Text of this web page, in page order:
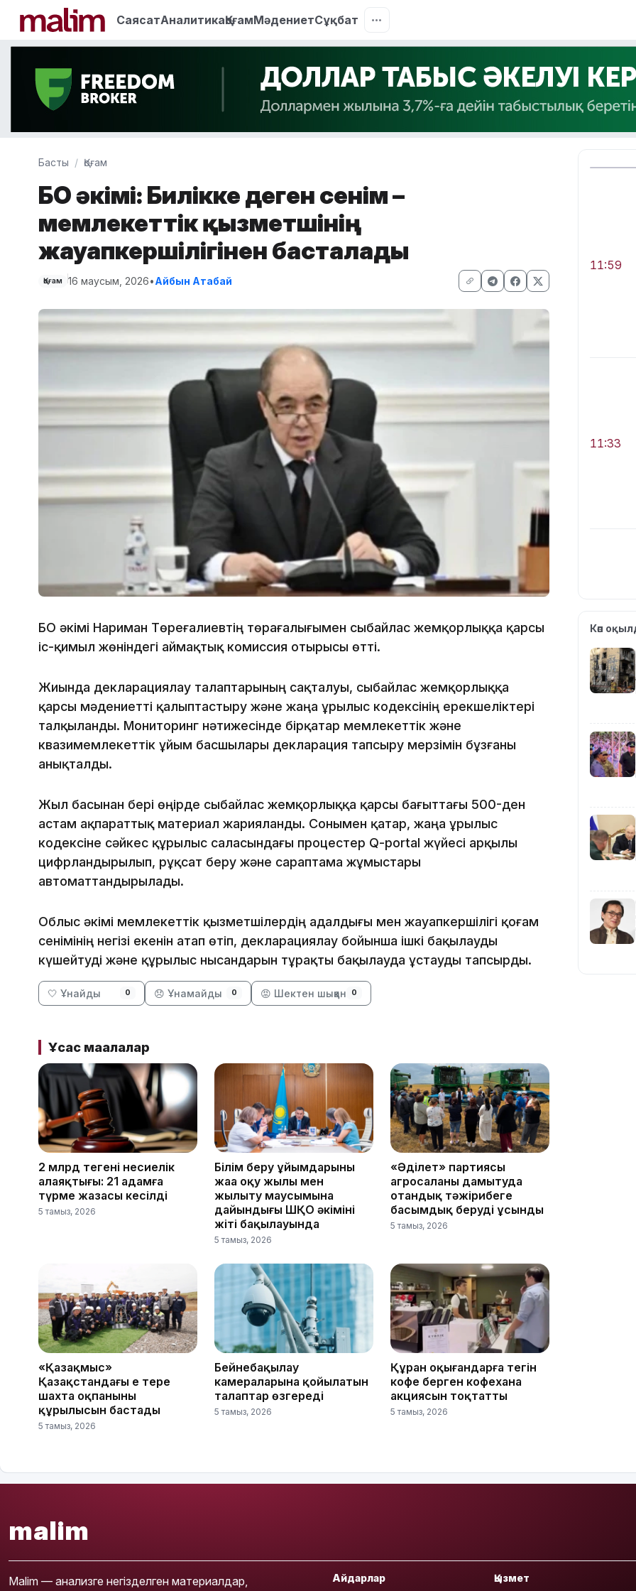
СаясатАналитикаҚоғамМәдениетСұқбат
Басты Қоғам
БҚО әкімі: Билікке деген сенім –
мемлекеттік қызметшінің
жауапкершілігінен басталады
Қоғам 16 маусым, 2026•Айбын Атабай
БҚО әкімі Нариман Төреғалиевтің төрағалығымен сыбайлас жемқорлыққа қарсы
іс-қимыл жөніндегі аймақтық комиссия отырысы өтті.
Жиында декларациялау талаптарының сақталуы, сыбайлас жемқорлыққа
қарсы мәдениетті қалыптастыру және жаңа Құрылыс кодексінің ерекшеліктері
талқыланды. Мониторинг нәтижесінде бірқатар мемлекеттік және
квазимемлекеттік ұйым басшылары декларация тапсыру мерзімін бұзғаны
анықталды.
Жыл басынан бері өңірде сыбайлас жемқорлыққа қарсы бағыттағы 500-ден
астам ақпараттық материал жарияланды. Сонымен қатар, жаңа Құрылыс
кодексіне сәйкес құрылыс саласындағы процестер Q-portal жүйесі арқылы
цифрландырылып, рұқсат беру және сараптама жұмыстары
автоматтандырылады.
Облыс әкімі мемлекеттік қызметшілердің адалдығы мен жауапкершілігі қоғам
сенімінің негізі екенін атап өтіп, декларациялау бойынша ішкі бақылауды
күшейтуді және құрылыс нысандарын тұрақты бақылауда ұстауды тапсырды.
🤍 Ұнайды 0 😞 Ұнамайды 0 😡 Шектен шыққан 0
Ұқсас мақалалар
2 млрд теңгенің несиелік
алаяқтығы: 21 адамға
түрме жазасы кесілді
5 тамыз, 2026
Білім беру ұйымдарының
жаңа оқу жылы мен
жылыту маусымына
дайындығы ШҚО әкімінің
жіті бақылауында
5 тамыз, 2026
«Әділет» партиясы
агросаланы дамытуда
отандық тәжірибеге
басымдық беруді ұсынды
5 тамыз, 2026
«Қазақмыс»
Қазақстандағы ең терең
шахта оқпанының
құрылысын бастады
5 тамыз, 2026
Бейнебақылау
камераларына қойылатын
талаптар өзгереді
5 тамыз, 2026
Құран оқығандарға тегін
кофе берген кофехана
акциясын тоқтатты
5 тамыз, 2026
11:59
11:33
11:17
07:37
Көп
malim
Malim — анализге негізделген материалдар,
Айдарлар Қызмет